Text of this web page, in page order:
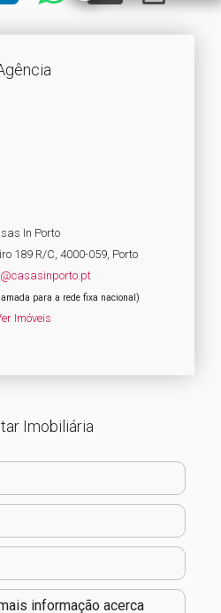
In Porto
189 R/C, 4000-059, Porto
para a rede fixa nacional)
Imóveis
Imobiliária